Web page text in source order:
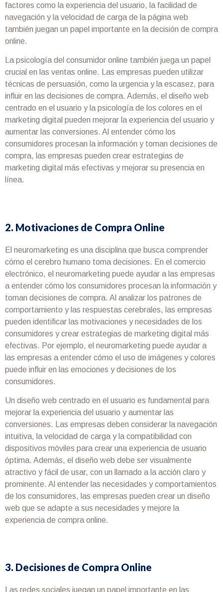
factores como la experiencia del usuario, la facilidad de
navegación y la velocidad de carga de la página web
también juegan un papel importante en la decisión de compra
online.
La psicología del consumidor online también juega un papel
crucial en las ventas online. Las empresas pueden utilizar
técnicas de persuasión, como la urgencia y la escasez, para
influir en las decisiones de compra. Además, el diseño web
centrado en el usuario y la psicología de los colores en el
marketing digital pueden mejorar la experiencia del usuario y
aumentar las conversiones. Al entender cómo los
consumidores procesan la información y toman decisiones de
compra, las empresas pueden crear estrategias de
marketing digital más efectivas y mejorar su presencia en
línea.
2. Motivaciones de Compra Online
El neuromarketing es una disciplina que busca comprender
cómo el cerebro humano toma decisiones. En el comercio
electrónico, el neuromarketing puede ayudar a las empresas
a entender cómo los consumidores procesan la información y
toman decisiones de compra. Al analizar los patrones de
comportamiento y las respuestas cerebrales, las empresas
pueden identificar las motivaciones y necesidades de los
consumidores y crear estrategias de marketing digital más
efectivas. Por ejemplo, el neuromarketing puede ayudar a
las empresas a entender cómo el uso de imágenes y colores
puede influir en las emociones y decisiones de los
consumidores.
Un diseño web centrado en el usuario es fundamental para
mejorar la experiencia del usuario y aumentar las
conversiones. Las empresas deben considerar la navegación
intuitiva, la velocidad de carga y la compatibilidad con
dispositivos móviles para crear una experiencia de usuario
óptima. Además, el diseño web debe ser visualmente
atractivo y fácil de usar, con un llamado a la acción claro y
prominente. Al entender las necesidades y comportamientos
de los consumidores, las empresas pueden crear un diseño
web que se adapte a sus necesidades y mejore la
experiencia de compra online.
3. Decisiones de Compra Online
Las redes sociales juegan un papel importante en las